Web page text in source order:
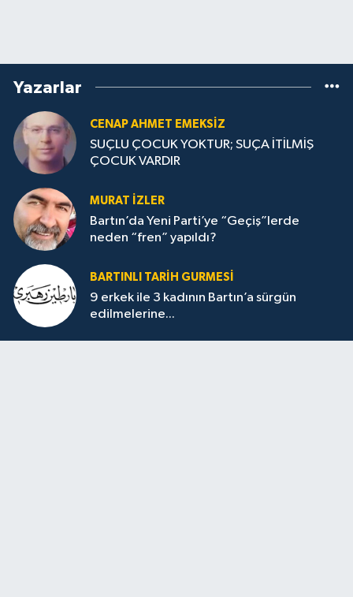
Yazarlar
CENAP AHMET EMEKSİZ
SUÇLU ÇOCUK YOKTUR; SUÇA İTİLMİŞ
ÇOCUK VARDIR
MURAT İZLER
Bartın’da Yeni Parti’ye “Geçiş”lerde
neden “fren” yapıldı?
BARTINLI TARIH GURMESI
9 erkek ile 3 kadının Bartın’a sürgün
edilmelerine...